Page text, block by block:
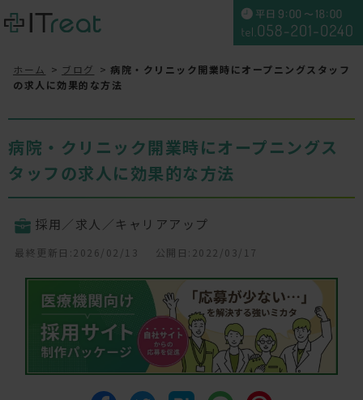
ホーム ブログ
病院・クリニック開業時にオープニングスタッフ
の求人に効果的な方法
病院・クリニック開業時にオープニングス
タッフの求人に効果的な方法
採用／求人／キャリアアップ
最終更新日:2026/02/13 公開日:2022/03/17